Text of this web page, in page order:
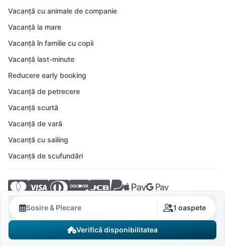
Sosire & Plecare 1 oaspete
Verifică disponibilitatea
Vacanță cu animale de companie
Vacanță la mare
Vacanță în familie cu copii
Vacanță last-minute
Reducere early booking
Vacanță de petrecere
Vacanță scurtă
Vacanță de vară
Vacanță cu sailing
Vacanță de scufundări
© 2026 Crovillas GmbH